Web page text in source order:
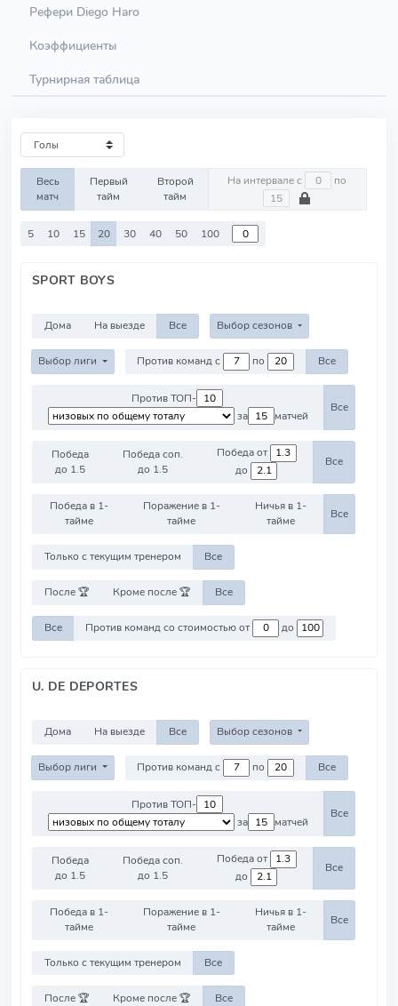
Рефери Diego Haro
Коэффициенты
Турнирная таблица
Весь
матч
Первый
тайм
Второй
тайм
На интервале с по
5 10 15 20 30 40 50 100
SPORT BOYS
Дома На выезде Все Выбор сезонов
Выбор лиги Против команд с по Все
Против ТОП-
за
матчей
Все
Победа
до 1.5
Победа соп.
до 1.5
Победа от
до
Все
Победа в 1-
тайме
Поражение в 1-
тайме
Ничья в 1-
тайме
Все
Только с текущим тренером Все
После 🏆 Кроме после 🏆 Все
Все Против команд со стоимостью от до
U. DE DEPORTES
Дома На выезде Все Выбор сезонов
Выбор лиги Против команд с по Все
Против ТОП-
за
матчей
Все
Победа
до 1.5
Победа соп.
до 1.5
Победа от
до
Все
Победа в 1-
тайме
Поражение в 1-
тайме
Ничья в 1-
тайме
Все
Только с текущим тренером Все
После 🏆 Кроме после 🏆 Все